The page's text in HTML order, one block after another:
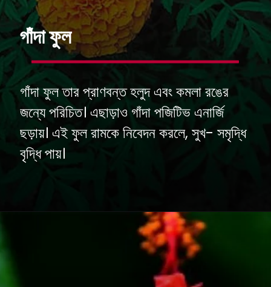
গাঁদা ফুল তার প্রাণবন্ত হলুদ এবং কমলা রঙের
জন্যে পরিচিত। এছাড়াও গাঁদা পজিটিভ এনার্জি
ছড়ায়। এই ফুল রামকে নিবেদন করলে, সুখ- সমৃদ্ধি
বৃদ্ধি পায়।
গাঁদা ফুল